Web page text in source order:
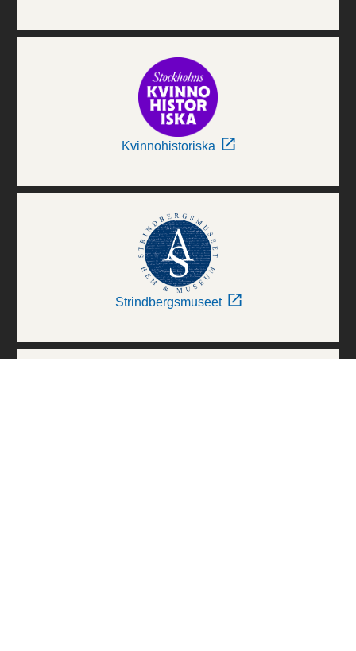
Kvinnohistoriska
Strindbergsmuseet